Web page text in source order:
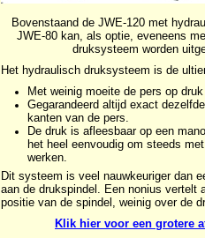
Bovenstaand de JWE-120 met
JWE-80 kan, als optie, eveneens
druksysteem worden
Het hydraulisch druksysteem is de
Met weinig moeite de pers op
Gegarandeerd altijd exact
kanten van de pers.
De druk is afleesbaar op een
het heel eenvoudig om steeds
werken.
Dit systeem is veel nauwkeuriger dan
aan de drukspindel. Een nonius vertelt
positie van de spindel, weinig over de
Klik hier voor een grotere